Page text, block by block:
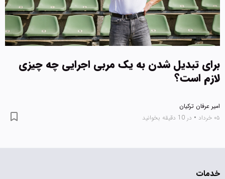
برای تبدیل شدن به یک مربی اجرایی چه چیزی
لازم است؟
امیر عرفان ترکیان
۰۵ خرداد
• در 10 دقیقه بخوانید
خدمات